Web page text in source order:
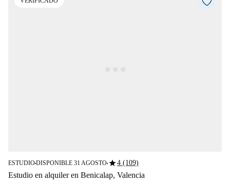
ESTUDIO■DISPONIBLE 31 AGOSTO■star4 (109)
Estudio en alquiler en Benicalap, Valencia